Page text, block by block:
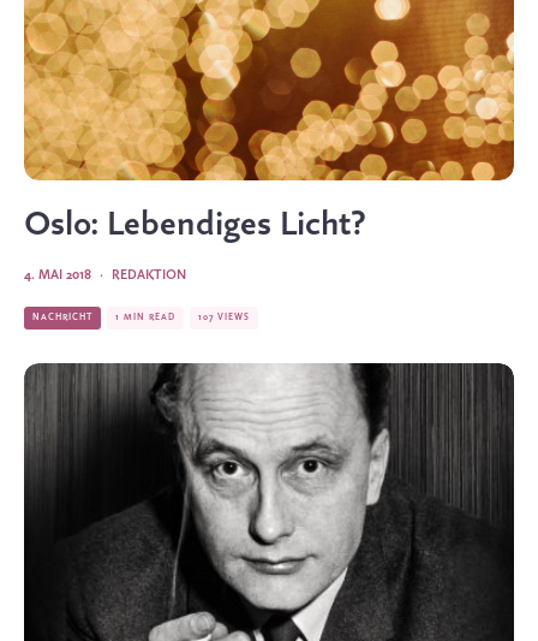
Oslo: Lebendiges Licht?
REDAKTION
·
4. MAI 2018
NACHRICHT 1 MIN READ 107 VIEWS